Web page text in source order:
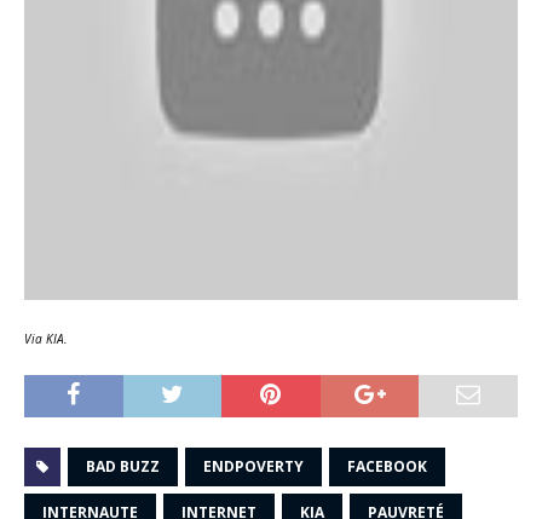
Via KIA.
BAD BUZZ ENDPOVERTY FACEBOOK
INTERNAUTE INTERNET KIA PAUVRETÉ